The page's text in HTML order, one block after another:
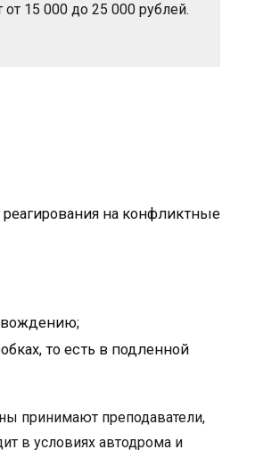
15 000 до 25 000 рублей.
на конфликтные
то есть в подленной
принимают преподаватели,
в условиях автодрома и